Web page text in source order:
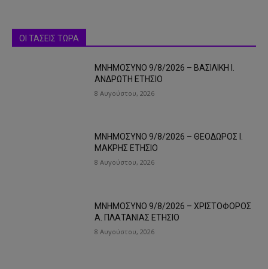
ΟΙ ΤΑΣΕΙΣ ΤΩΡΑ
ΜΝΗΜΟΣΥΝΟ 9/8/2026 – ΒΑΣΙΛΙΚΗ Ι.
ΑΝΔΡΩΤΗ ΕΤΗΣΙΟ
8 Αυγούστου, 2026
ΜΝΗΜΟΣΥΝΟ 9/8/2026 – ΘΕΟΔΩΡΟΣ Ι.
ΜΑΚΡΗΣ ΕΤΗΣΙΟ
8 Αυγούστου, 2026
ΜΝΗΜΟΣΥΝΟ 9/8/2026 – ΧΡΙΣΤΟΦΟΡΟΣ
Α. ΠΛΑΤΑΝΙΑΣ ΕΤΗΣΙΟ
8 Αυγούστου, 2026